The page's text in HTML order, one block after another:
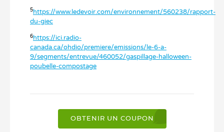
5https://www.ledevoir.com/environnement/560238/rapport-
du-giec
6https://ici.radio-
canada.ca/ohdio/premiere/emissions/le-6-a-
9/segments/entrevue/460052/gaspillage-halloween-
poubelle-compostage
OBTENIR UN COUPON